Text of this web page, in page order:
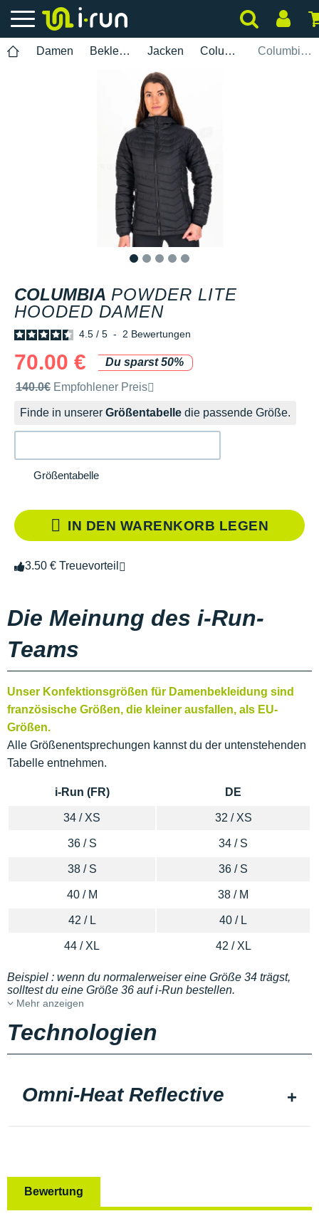
Damen Bekleidung Jacken Columbia Columbia Powder Lite Hooded Damen
COLUMBIA POWDER LITE
HOODED DAMEN
4.5 / 5 - 2 Bewertungen
70.00 €
Du sparst 50%
Unverbindliche Preisempfehlung der Marke
140.0€ Empfohlener Preis
Finde in unserer Größentabelle die passende Größe.
Größentabelle
IN DEN WARENKORB LEGEN
3.50 € Treuevorteil
Die Meinung des i-Run-
Teams
Unser Konfektionsgrößen für Damenbekleidung sind
französische Größen, die kleiner ausfallen, als EU-
Größen.
Alle Größenentsprechungen kannst du der untenstehenden
Tabelle entnehmen.
i-Run (FR) DE
34 / XS 32 / XS
36 / S 34 / S
38 / S 36 / S
40 / M 38 / M
42 / L 40 / L
44 / XL 42 / XL
Beispiel : wenn du normalerweiser eine Größe 34 trägst,
solltest du eine Größe 36 auf i-Run bestellen.
Mehr anzeigen
Technologien
Omni-Heat Reflective
Bewertung